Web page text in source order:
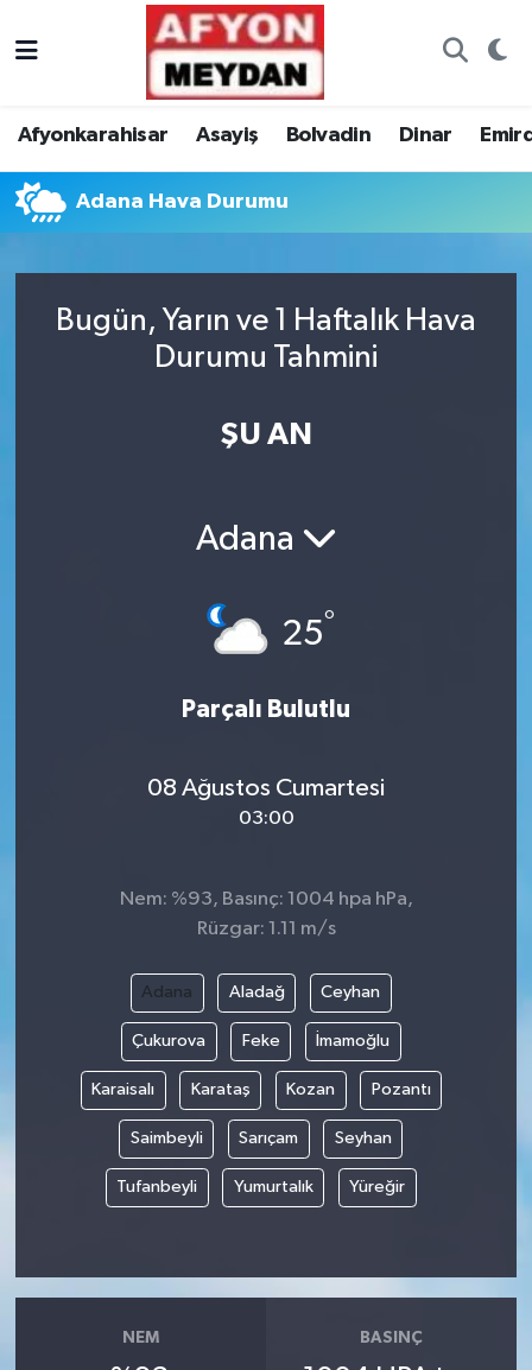
Afyonkarahisar Asayiş Bolvadin Dinar
Adana Hava Durumu
Bugün, Yarın ve 1 Haftalık Hava
Durumu Tahmini
ŞU AN
Adana
25°
Parçalı Bulutlu
08 Ağustos Cumartesi
03:00
Nem: %93, Basınç: 1004 hpa hPa,
Rüzgar: 1.11 m/s
Adana Aladağ Ceyhan
Çukurova Feke İmamoğlu
Karaisalı Karataş Kozan Pozantı
Saimbeyli Sarıçam Seyhan
Tufanbeyli Yumurtalık Yüreğir
NEM BASINÇ
Nöbetçi Eczaneler
Trafik Durumu
Süper Lig Puan Durumu ve Fikstür
Tüm Manşetler